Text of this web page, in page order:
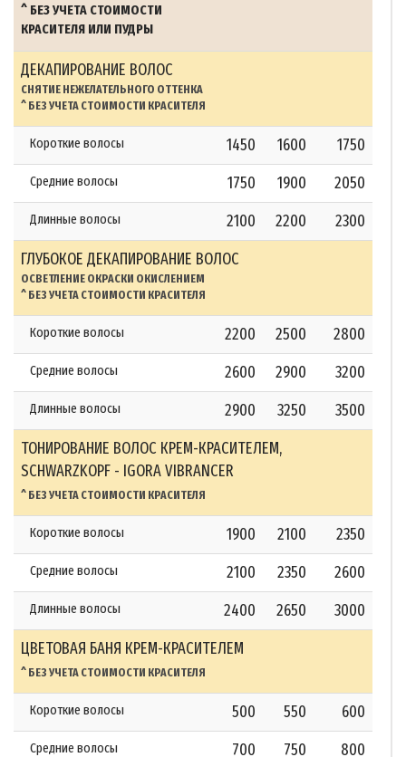
^ БЕЗ УЧЕТА СТОИМОСТИ
КРАСИТЕЛЯ ИЛИ ПУДРЫ
ДЕКАПИРОВАНИЕ ВОЛОС
СНЯТИЕ НЕЖЕЛАТЕЛЬНОГО ОТТЕНКА
^ БЕЗ УЧЕТА СТОИМОСТИ КРАСИТЕЛЯ
Короткие волосы 1450 1600 1750
Средние волосы 1750 1900 2050
Длинные волосы 2100 2200
2300
ГЛУБОКОЕ ДЕКАПИРОВАНИЕ ВОЛОС
ОСВЕТЛЕНИЕ ОКРАСКИ ОКИСЛЕНИЕМ
^ БЕЗ УЧЕТА СТОИМОСТИ КРАСИТЕЛЯ
Короткие волосы 2200 2500 2800
Средние волосы 2600 2900 3200
Длинные волосы 2900 3250
3500
ТОНИРОВАНИЕ ВОЛОС КРЕМ-КРАСИТЕЛЕМ,
SCHWARZKOPF - IGORA VIBRANCER
^ БЕЗ УЧЕТА СТОИМОСТИ КРАСИТЕЛЯ
Короткие волосы 1900 2100 2350
Средние волосы 2100 2350 2600
Длинные волосы 2400 2650
3000
ЦВЕТОВАЯ БАНЯ КРЕМ-КРАСИТЕЛЕМ
^ БЕЗ УЧЕТА СТОИМОСТИ КРАСИТЕЛЯ
Короткие волосы 500 550 600
Средние волосы 700 750 800